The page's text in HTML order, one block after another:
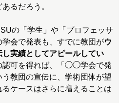
るだろう。
の「学生」や「プロフェッサ
学会で発表も、すでに教団がウ
し実績としてアピールしてい
認可を得れば、「◯◯学会で発
教団の宣伝に、学術団体が望
るケースはさらに増えることは